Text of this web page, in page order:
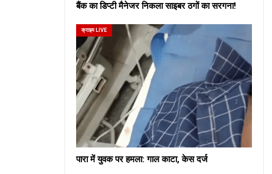
बैंक का डिप्टी मैनेजर निकला साइबर ठगों का सरगना!
क्राइम LIVE
पारा में युवक पर हमला: गाल काटा, केस दर्ज